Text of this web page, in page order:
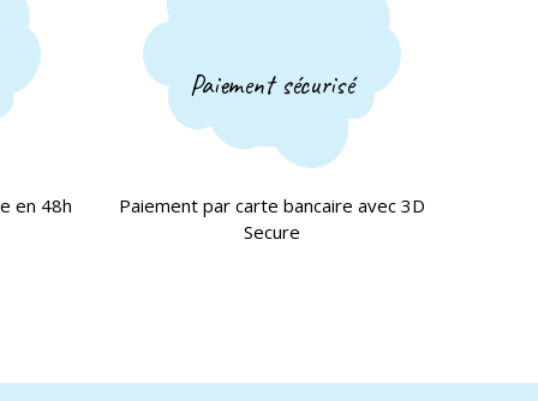
en 48h
Paiement sécurisé
Paiement par carte bancaire avec 3D
Secure